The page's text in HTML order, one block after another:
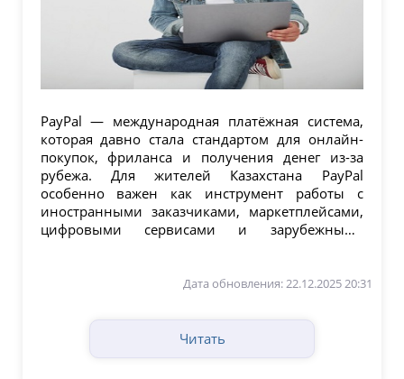
PayPal — международная платёжная система,
которая давно стала стандартом для онлайн-
покупок, фриланса и получения денег из-за
рубежа. Для жителей Казахстана PayPal
особенно важен как инструмент работы с
иностранными заказчиками, маркетплейсами,
цифровыми сервисами и зарубежными
Дата обновления: 22.12.2025 20:31
Читать